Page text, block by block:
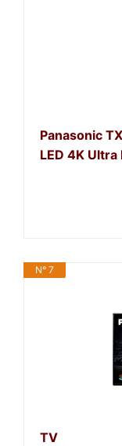
Panasonic
LED 4K
N° 7
TV